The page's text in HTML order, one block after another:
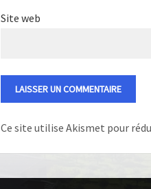
Site web
Ce site utilise Akismet pour